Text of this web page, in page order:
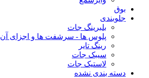
بوق
جلوبندی
بلبرینگ جات
پلوس ها - سرشفت ها و اجزای آن
رینگ تایر
سیبک جات
لاستیک جات
دسته بندی نشده